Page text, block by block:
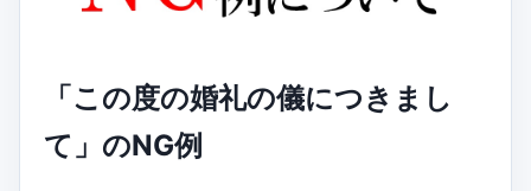
「この度の婚礼の儀につきまし
て」のNG例